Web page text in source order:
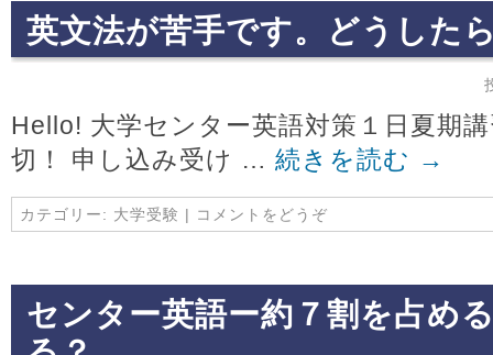
英文法が苦手です。どうした
Hello! 大学センター英語対策１日夏期
切！ 申し込み受け … 続きを読む →
カテゴリー: 大学受験 | コメントをどうぞ
センター英語ー約７割を占め